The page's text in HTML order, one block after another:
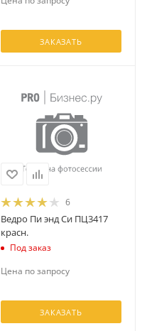
ЗАКАЗАТЬ
6
Ведро Пи энд Си ПЦ3417
красн.
Под заказ
Цена по запросу
ЗАКАЗАТЬ